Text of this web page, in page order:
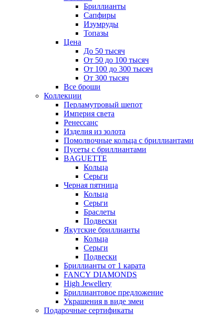
Бриллианты
Сапфиры
Изумруды
Топазы
Цена
До 50 тысяч
От 50 до 100 тысяч
От 100 до 300 тысяч
От 300 тысяч
Все броши
Коллекции
Перламутровый шепот
Империя света
Ренессанс
Изделия из золота
Помолвочные кольца с бриллиантами
Пусеты с бриллиантами
BAGUETTE
Кольца
Серьги
Черная пятница
Кольца
Серьги
Браслеты
Подвески
Якутские бриллианты
Кольца
Серьги
Подвески
Бриллианты от 1 карата
FANCY DIAMONDS
High Jewellery
Бриллиантовое предложение
Украшения в виде змеи
Подарочные сертификаты